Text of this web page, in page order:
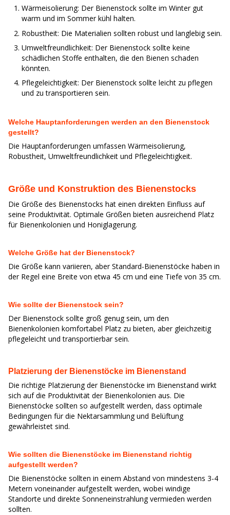
Wärmeisolierung: Der Bienenstock sollte im Winter gut
warm und im Sommer kühl halten.
Robustheit: Die Materialien sollten robust und langlebig sein.
Umweltfreundlichkeit: Der Bienenstock sollte keine
schädlichen Stoffe enthalten, die den Bienen schaden
könnten.
Pflegeleichtigkeit: Der Bienenstock sollte leicht zu pflegen
und zu transportieren sein.
Welche Hauptanforderungen werden an den Bienenstock
gestellt?
Die Hauptanforderungen umfassen Wärmeisolierung,
Robustheit, Umweltfreundlichkeit und Pflegeleichtigkeit.
Größe und Konstruktion des Bienenstocks
Die Größe des Bienenstocks hat einen direkten Einfluss auf
seine Produktivität. Optimale Größen bieten ausreichend Platz
für Bienenkolonien und Honiglagerung.
Welche Größe hat der Bienenstock?
Die Größe kann variieren, aber Standard-Bienenstöcke haben in
der Regel eine Breite von etwa 45 cm und eine Tiefe von 35 cm.
Wie sollte der Bienenstock sein?
Der Bienenstock sollte groß genug sein, um den
Bienenkolonien komfortabel Platz zu bieten, aber gleichzeitig
pflegeleicht und transportierbar sein.
Platzierung der Bienenstöcke im Bienenstand
Die richtige Platzierung der Bienenstöcke im Bienenstand wirkt
sich auf die Produktivität der Bienenkolonien aus. Die
Bienenstöcke sollten so aufgestellt werden, dass optimale
Bedingungen für die Nektarsammlung und Belüftung
gewährleistet sind.
Wie sollten die Bienenstöcke im Bienenstand richtig
aufgestellt werden?
Die Bienenstöcke sollten in einem Abstand von mindestens 3-4
Metern voneinander aufgestellt werden, wobei windige
Standorte und direkte Sonneneinstrahlung vermieden werden
sollten.